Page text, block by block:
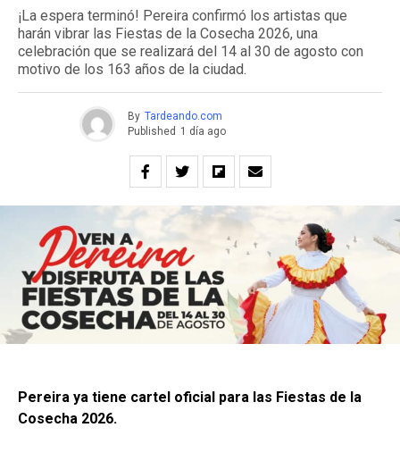
¡La espera terminó! Pereira confirmó los artistas que
harán vibrar las Fiestas de la Cosecha 2026, una
celebración que se realizará del 14 al 30 de agosto con
motivo de los 163 años de la ciudad.
By Tardeando.com
Published 1 día ago
Pereira ya tiene cartel oficial para las Fiestas de la
Cosecha 2026.